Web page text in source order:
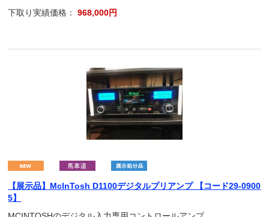
下取り実績価格：968,000円
【展示品】McInTosh D1100デジタルプリアンプ 【コード29-0900
5】